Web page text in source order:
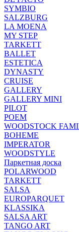
SYMBIO
SALZBURG
LA MOENA
MY STEP
TARKETT
BALLET
ESTETICA
DYNASTY
CRUISE
GALLERY
GALLERY MINI
PILOT
POEM
WOODSTOCK
BOHEME
IMPERATOR
WOODSTYLE
Паркетная доска
POLARWOOD
TARKETT
SALSA
EUROPARQUET
KLASSIKA
SALSA ART
TANGO ART